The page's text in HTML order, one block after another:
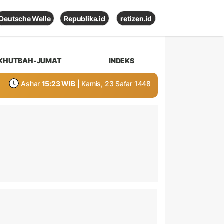
Deutsche Welle Republika.id retizen.id
JUMAT INDEKS
Ashar 15:23 WIB | Kamis, 23 Safar 1448